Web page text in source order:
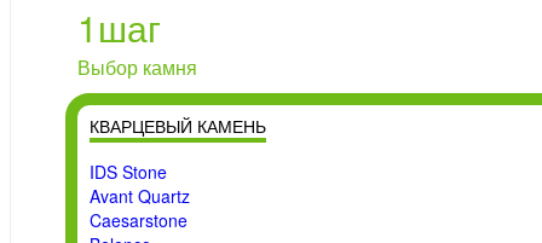
1шаг
Выбор камня
КВАРЦЕВЫЙ КАМЕНЬ
IDS Stone
Avant Quartz
Caesarstone